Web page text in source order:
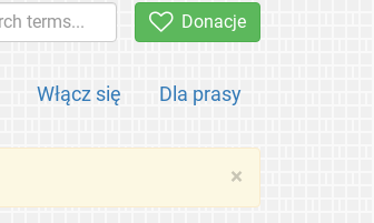
Donacje
Włącz się Dla prasy
×